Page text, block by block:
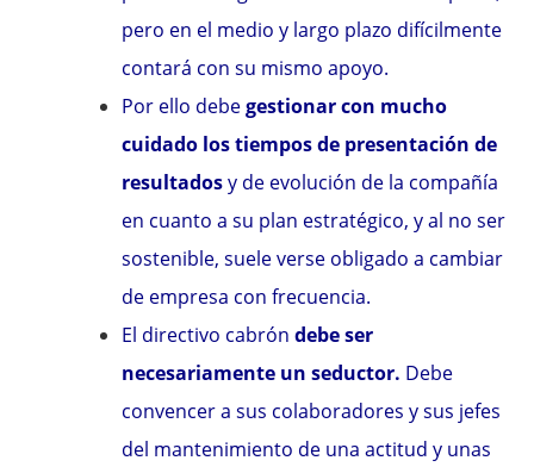
pero en el medio y largo plazo difícilmente
contará con su mismo apoyo.
Por ello debegestionar con mucho
cuidado los tiempos de presentación de
resultadosy de evolución de la compañía
en cuanto a su plan estratégico, y al no ser
sostenible, suele verse obligado a cambiar
de empresa con frecuencia.
El directivo cabróndebe ser
necesariamente un seductor. Debe
convencer a sus colaboradores y sus jefes
del mantenimiento de una actitud y unas